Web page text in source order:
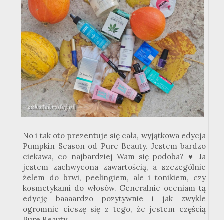
No i tak oto prezentuje się cała, wyjątkowa edycja
Pumpkin Season od Pure Beauty. Jestem bardzo
ciekawa, co najbardziej Wam się podoba? ♥ Ja
jestem zachwycona zawartością, a szczególnie
żelem do brwi, peelingiem, ale i tonikiem, czy
kosmetykami do włosów. Generalnie oceniam tą
edycję baaaardzo pozytywnie i jak zwykle
ogromnie cieszę się z tego, że jestem częścią